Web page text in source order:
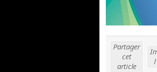
Partager
cet
article